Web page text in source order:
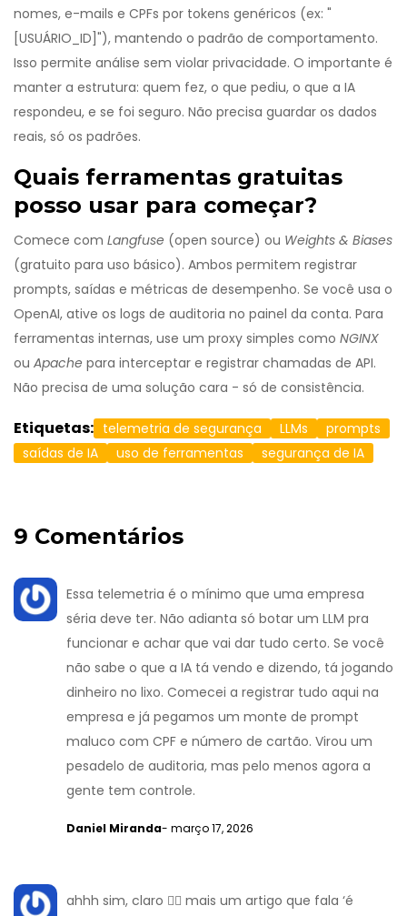
nomes, e-mails e CPFs por tokens genéricos (ex: "
[USUÁRIO_ID]"), mantendo o padrão de comportamento.
Isso permite análise sem violar privacidade. O importante é
manter a estrutura: quem fez, o que pediu, o que a IA
respondeu, e se foi seguro. Não precisa guardar os dados
reais, só os padrões.
Quais ferramentas gratuitas
posso usar para começar?
Comece com Langfuse (open source) ou Weights & Biases
(gratuito para uso básico). Ambos permitem registrar
prompts, saídas e métricas de desempenho. Se você usa o
OpenAI, ative os logs de auditoria no painel da conta. Para
ferramentas internas, use um proxy simples como NGINX
ou Apache para interceptar e registrar chamadas de API.
Não precisa de uma solução cara - só de consistência.
Etiquetas: telemetria de segurança LLMs
prompts
saídas de IA
uso de ferramentas segurança de IA
9 Comentários
Essa telemetria é o mínimo que uma empresa
séria deve ter. Não adianta só botar um LLM pra
funcionar e achar que vai dar tudo certo. Se você
não sabe o que a IA tá vendo e dizendo, tá jogando
dinheiro no lixo. Comecei a registrar tudo aqui na
empresa e já pegamos um monte de prompt
maluco com CPF e número de cartão. Virou um
pesadelo de auditoria, mas pelo menos agora a
gente tem controle.
Daniel Miranda- março 17, 2026
ahhh sim, claro 🤦‍♀️ mais um artigo que fala ‘é